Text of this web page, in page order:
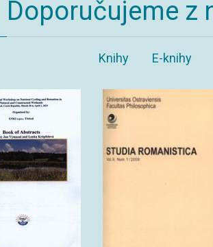
Doporučujeme z
Knihy E-knihy